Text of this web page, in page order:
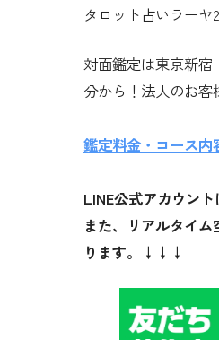
タロット占いラーヤ
対面鑑定は東京新宿
分から！法人のお客
鑑定料金・コース内
LINE公式アカウン
また、リアルタイ
ります。↓↓↓